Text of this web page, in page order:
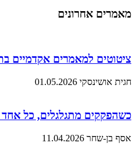
מאמרים אחרונים
ציטוטים למאמרים אקדמיים
חגית אושינסקי 01.05.2026
כשהפקקים מתגלגלים, כל
אסף בן-שחר 11.04.2026